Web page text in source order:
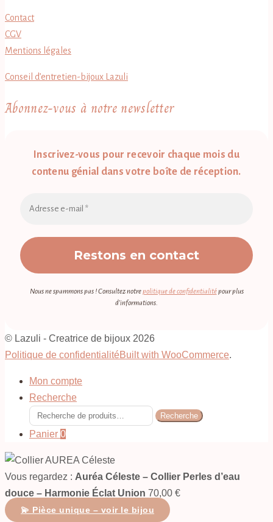
Contact
CGV
Mentions légales
Conseil d’entretien-bijoux Lazuli
Abonnez-vous à notre newsletter
Inscrivez-vous pour recevoir chaque mois du
contenu génial dans votre boîte de réception.
Nous ne spammons pas ! Consultez notrepolitique de confidentialitépour plus
d’informations.
© Lazuli - Creatrice de bijoux 2026
Politique de confidentialitéBuilt with WooCommerce.
Mon compte
Recherche
Recherche
pour :
Recherche
Panier 0
Vous regardez : Auréa Céleste – Collier Perles d’eau
douce – Harmonie Éclat Union 70,00 €
💫 Pièce unique – voir le bijou